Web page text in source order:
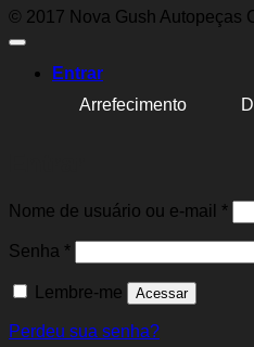
© 2017 Nova Gush Autopeças
Entrar
Arrefecimento
Nome de usuário ou e-mail *
Senha *Obrigatório
Lembre-me Acessar
Perdeu sua senha?